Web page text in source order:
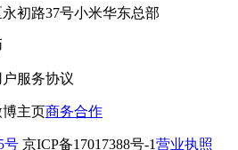
初路37号小米华东总部
户服务协议
博主页商务合作
号 京ICP备17017388号-1营业执照